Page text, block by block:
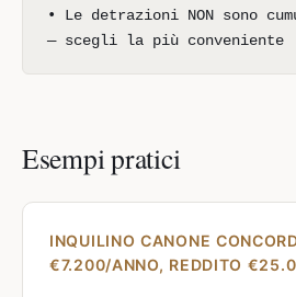
• Le detrazioni NON sono
— scegli la più conveniente
Esempi pratici
INQUILINO CANONE
€7.200/ANNO, REDDITO